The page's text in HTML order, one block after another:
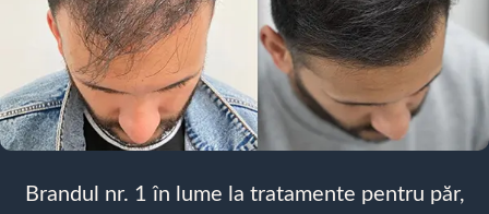
Brandul nr. 1 în lume la tratamente pentru păr,